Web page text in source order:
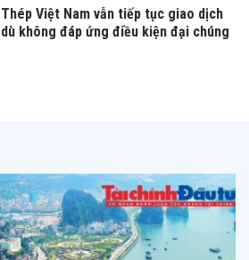
Thép Việt Nam vẫn tiếp tục giao dịch
dù không đáp ứng điều kiện đại chúng